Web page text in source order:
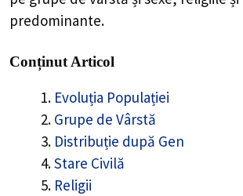
predominante.
Conținut Articol
Evoluția Populației
Grupe de Vârstă
Distribuție după Gen
Stare Civilă
Religii